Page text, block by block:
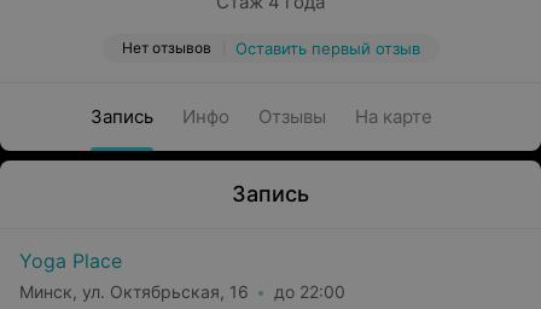
Нет отзывов Оставить первый отзыв
Запись Инфо Отзывы На карте
Запись
Yoga Place
Минск, ул. Октябрьская, 16 до 22:00